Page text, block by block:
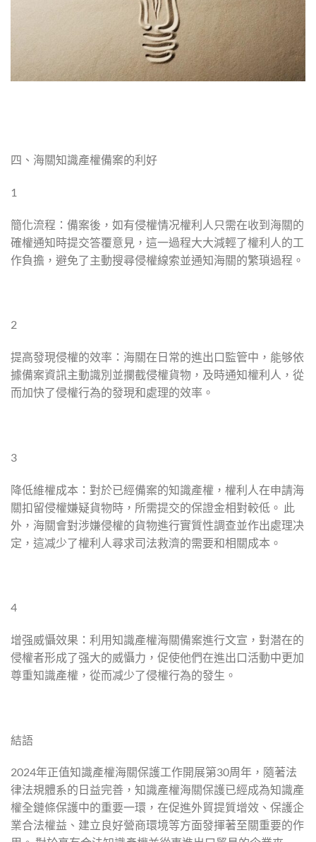
四、海關知識產權備案的利好
1
簡化流程：備案後，如有侵權情况權利人只需在收到海關的
確權通知時提交答覆意見，這一過程大大減輕了權利人的工
作負擔，避免了主動搜尋侵權線索並通知海關的繁瑣過程。
2
提高發現侵權的效率：海關在日常的進出口監管中，能够依
據備案資訊主動識別並攔截侵權貨物，及時通知權利人，從
而加快了侵權行為的發現和處理的效率。
3
降低維權成本：對於已經備案的知識產權，權利人在申請海
關扣留侵權嫌疑貨物時，所需提交的保證金相對較低。 此
外，海關會對涉嫌侵權的貨物進行實質性調查並作出處理决
定，這减少了權利人尋求司法救濟的需要和相關成本。
4
增强威懾效果：利用知識產權海關備案進行文宣，對潜在的
侵權者形成了强大的威懾力，促使他們在進出口活動中更加
尊重知識產權，從而减少了侵權行為的發生。
結語
2024年正值知識產權海關保護工作開展第30周年，隨著法
律法規體系的日益完善，知識產權海關保護已經成為知識產
權全鏈條保護中的重要一環，在促進外貿提質增效、保護企
業合法權益、建立良好營商環境等方面發揮著至關重要的作